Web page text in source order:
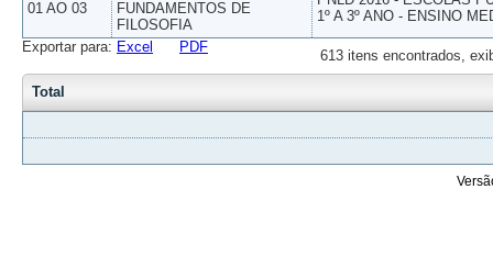
01 AO 03
FUNDAMENTOS DE
FILOSOFIA
1º A 3º ANO - ENSINO
613 itens encontrados,
Exportar para: Excel PDF
Total